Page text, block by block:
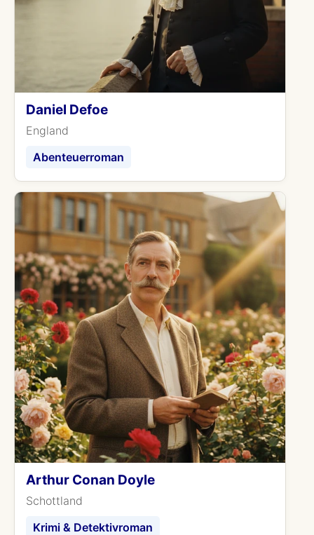
Daniel Defoe
England
Abenteuerroman
Arthur Conan Doyle
Schottland
Krimi & Detektivroman